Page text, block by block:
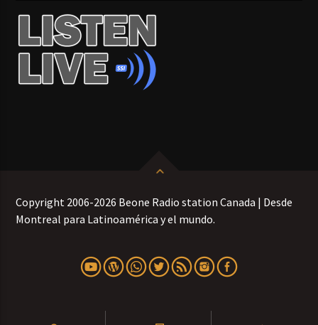
Copyright 2006-2026 Beone Radio station Canada | Desde
Montreal para Latinoamérica y el mundo.